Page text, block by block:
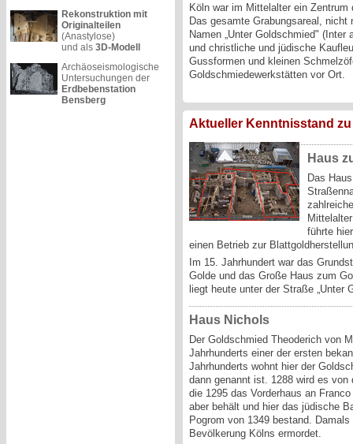
Rekonstruktion mit
Originalteilen
(Anastylose)
und als 3D-Modell
Archäoseismologische
Untersuchungen der
Erdbebenstation
Bensberg
Köln war im Mittelalter ein
Das gesamte Grabungsareal,
Namen „Unter Goldschmied"
und christliche und jüdische
Gussformen und kleinen
Goldschmiedewerkstätten vor Ort.
Aktueller Kenntnisstand
Haus
Das
führte
einen Betrieb zur
Im 15. Jahrhundert war das
Golde und das Große Haus zum
liegt heute unter der Straße „Unter
Haus Nichols
Der Goldschmied Theoderich von
Jahrhunderts einer der ersten
Jahrhunderts wohnt hier der
dann genannt ist. 1288 wird es
die 1295 das Vorderhaus an
aber behält und hier das jüdische
Pogrom von 1349 bestand.
Bevölkerung Kölns ermordet.